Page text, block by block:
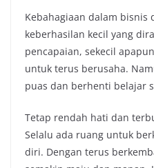
Kebahagiaan dalam bisnis
keberhasilan kecil yang
pencapaian, sekecil
untuk terus berusaha.
puas dan berhenti belajar
Tetap rendah hati dan
Selalu ada ruang untuk
diri. Dengan terus